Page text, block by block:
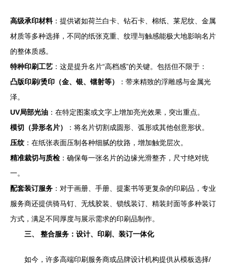
高级承印材料：提供诸如荷兰白卡、钻石卡、棉纸、莱尼纹、金属
材质等多种选择，不同的纸张克重、纹理与触感能极大地影响名片
的整体质感。
特种印刷工艺 ：这是提升名片“高档感”的关键。包括但不限于：
凸版印刷/烫印（金、银、镭射等）
：带来精致的浮雕感与金属光
泽。
UV局部光油 ：在特定图案或文字上增加亮光效果，突出重点。
模切（异形名片）
：将名片切割成圆形、弧形或其他创意形状。
压纹 ：在纸张表面压制各种细腻的纹路，增加触觉层次。
精准裁切与质检：确保每一张名片的边缘光滑整齐，尺寸绝对统
一。
配套装订服务 ：对于画册、手册、提案书等更复杂的印刷品，专业
服务商还提供骑马钉、无线胶装、锁线装订、精装封面等多种装订
方式，满足不同厚度与展示需求的印刷品制作。
三、 整合服务：设计、印刷、装订一体化
如今，许多高端印刷服务商或品牌设计机构提供从模板选择/